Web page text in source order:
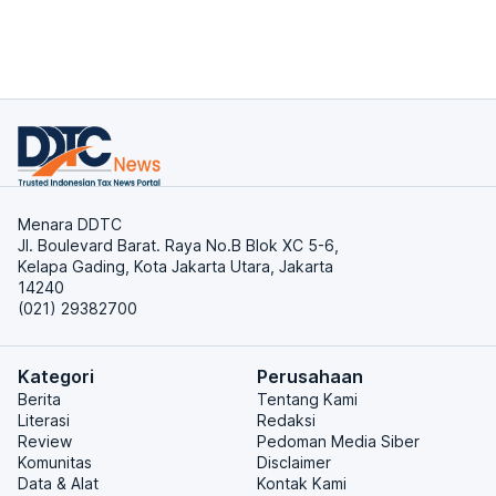
Menara DDTC
Jl. Boulevard Barat. Raya No.B Blok XC 5-6,
Kelapa Gading, Kota Jakarta Utara, Jakarta
14240
(021) 29382700
Kategori
Berita
Literasi
Review
Komunitas
Data & Alat
Perusahaan
Tentang Kami
Redaksi
Pedoman Media Siber
Disclaimer
Kontak Kami